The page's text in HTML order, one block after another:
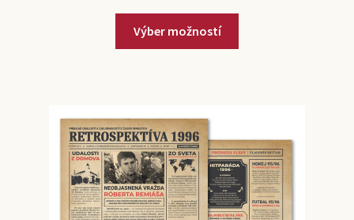
Výber možností